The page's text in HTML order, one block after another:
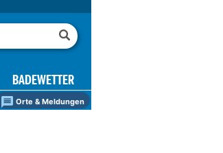
BADEWETTER
Orte & Meldungen